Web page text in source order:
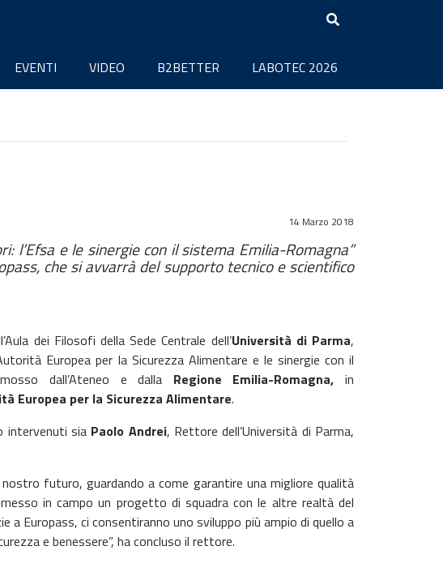
EVENTI VIDEO B2BETTER LABOTEC 2026
14 Marzo 2018
l’Efsa e le sinergie con il sistema Emilia-Romagna”
che si avvarrà del supporto tecnico e scientifico
dei Filosofi della Sede Centrale dell’Università di Parma,
Europea per la Sicurezza Alimentare e le sinergie con il
dall’Ateneo e dalla Regione Emilia-Romagna, in
Europea per la Sicurezza Alimentare.
intervenuti sia Paolo Andrei, Rettore dell’Università di Parma,
futuro, guardando a come garantire una migliore qualità
in campo un progetto di squadra con le altre realtà del
Europass, ci consentiranno uno sviluppo più ampio di quello a
e benessere”, ha concluso il rettore.